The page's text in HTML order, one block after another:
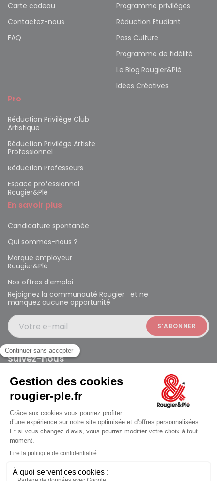
jusqu'au Mardi à 10:00
Carte cadeau
Contactez-nous
FAQ
Programme privilèges
Réduction Etudiant
Pass Culture
Programme de fidélité
Le Blog Rougier&Plé
Idées Créatives
Pro
Réduction Privilège Club
Artistique
Réduction Privilège Artiste
Professionnel
Réduction Professeurs
Espace professionnel
Rougier&Plé
En savoir plus
Candidature spontanée
Qui sommes-nous ?
Marque employeur
Rougier&Plé
Nos offres d’emploi
Rejoignez la communauté Rougier et ne
manquez aucune opportunité
Votre e-mail
Suivez-nous
Rougier et Plé 2024 Copyright
Mentions légales
Conditions générales des ventes